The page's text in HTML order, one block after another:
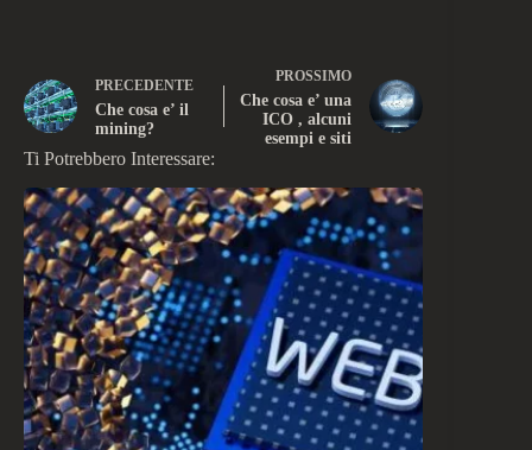
PRECEDENTE
Che cosa e’ il
mining?
PROSSIMO
Che cosa e’ una
ICO , alcuni
esempi e siti
Ti Potrebbero Interessare: